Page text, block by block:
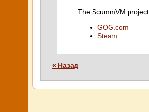
The ScummVM
GOG.com
Steam
« Назад